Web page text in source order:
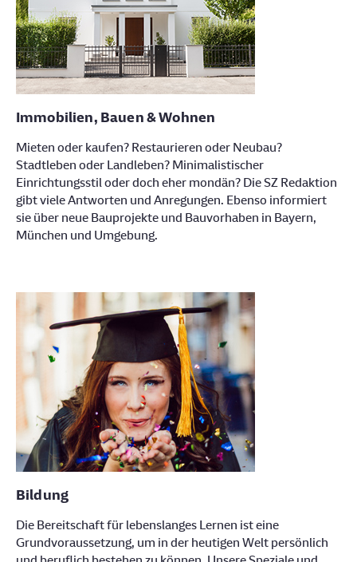
Immobilien, Bauen & Wohnen
Mieten oder kaufen? Restaurieren oder Neubau?
Stadtleben oder Landleben? Minimalistischer
Einrichtungsstil oder doch eher mondän? Die SZ Redaktion
gibt viele Antworten und Anregungen. Ebenso informiert
sie über neue Bauprojekte und Bauvorhaben in Bayern,
München und Umgebung.
Bildung
Die Bereitschaft für lebenslanges Lernen ist eine
Grundvoraussetzung, um in der heutigen Welt persönlich